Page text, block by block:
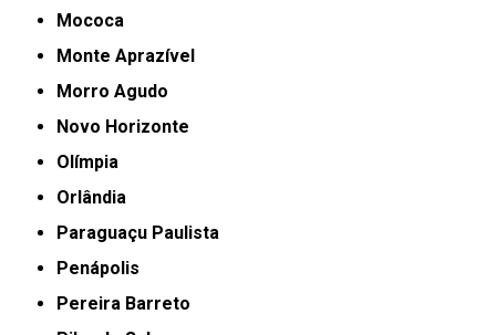
Mococa
Monte Aprazível
Morro Agudo
Novo Horizonte
Olímpia
Orlândia
Paraguaçu Paulista
Penápolis
Pereira Barreto